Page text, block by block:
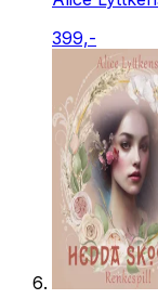
399,-